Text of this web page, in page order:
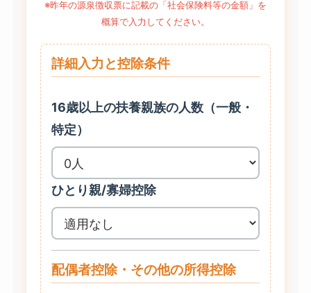
※昨年の源泉徴収票に記載の「社会保険料等の金額」を
概算で入力してください。
詳細入力と控除条件
16歳以上の扶養親族の人数（一般・
特定）
ひとり親/寡婦控除
配偶者控除・その他の所得控除